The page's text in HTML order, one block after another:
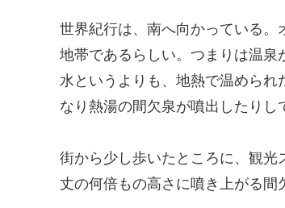
世界紀行は、南へ向かっている
地帯であるらしい。つまりは温泉
水というよりも、地熱で温めら
なり熱湯の間欠泉が噴出したりし
街から少し歩いたところに、観光
丈の何倍もの高さに噴き上がる間